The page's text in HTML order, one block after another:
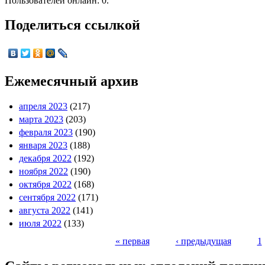
Поделиться ссылкой
Ежемесячный архив
апреля 2023 (217)
марта 2023 (203)
февраля 2023 (190)
января 2023 (188)
декабря 2022 (192)
ноября 2022 (190)
октября 2022 (168)
сентября 2022 (171)
августа 2022 (141)
июля 2022 (133)
« первая ‹ предыдущая 1